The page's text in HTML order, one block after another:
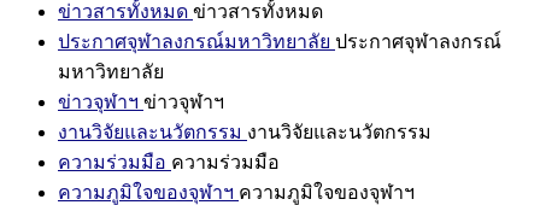
ข่าวสารทั้งหมด ข่าวสารทั้งหมด
ประกาศจุฬาลงกรณ์มหาวิทยาลัย ประกาศจุฬาลงกรณ์
มหาวิทยาลัย
ข่าวจุฬาฯ ข่าวจุฬาฯ
งานวิจัยและนวัตกรรม งานวิจัยและนวัตกรรม
ความร่วมมือ ความร่วมมือ
ความภูมิใจของจุฬาฯ ความภูมิใจของจุฬาฯ